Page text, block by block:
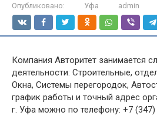
Опубликовано: Уфа admin
Компания Авторитет занимается
деятельности: Строительные,
Окна, Системы перегородок,
график работы и точный адрес
г. Уфа можно по телефону: +7 (347)